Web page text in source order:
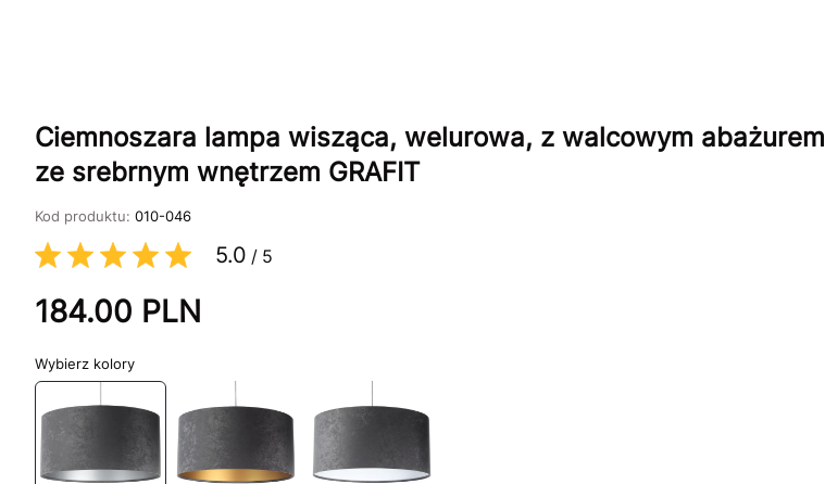
Ciemnoszara lampa wisząca, welurowa, z walcowym abażurem
ze srebrnym wnętrzem GRAFIT
Kod produktu: 010-046
5.0 / 5
184.00 PLN
kolory